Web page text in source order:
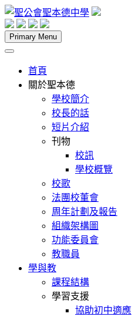
Skip
to
content
聖公會聖本德中學
Primary Menu
首頁
關於聖本德
學校簡介
校長的話
短片介紹
刊物
校訊
學校概覽
校歌
法團校董會
周年計劃及報告
組織架構圖
功能委員會
教職員
學與教
課程結構
學習支援
協助初中適應